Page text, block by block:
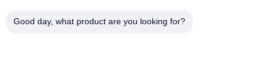
Good day, what product are you looking for?